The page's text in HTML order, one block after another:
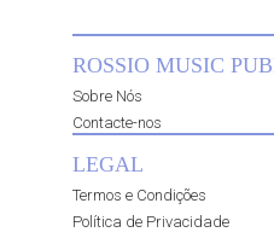
ROSSIO MUSIC
Sobre Nós
Contacte-nos
LEGAL
Termos e Condições
Política de Privacidade